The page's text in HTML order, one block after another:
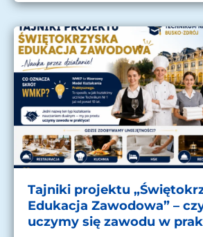
Tajniki projektu
Edukacja Zawodowa” –
uczymy się zawodu w